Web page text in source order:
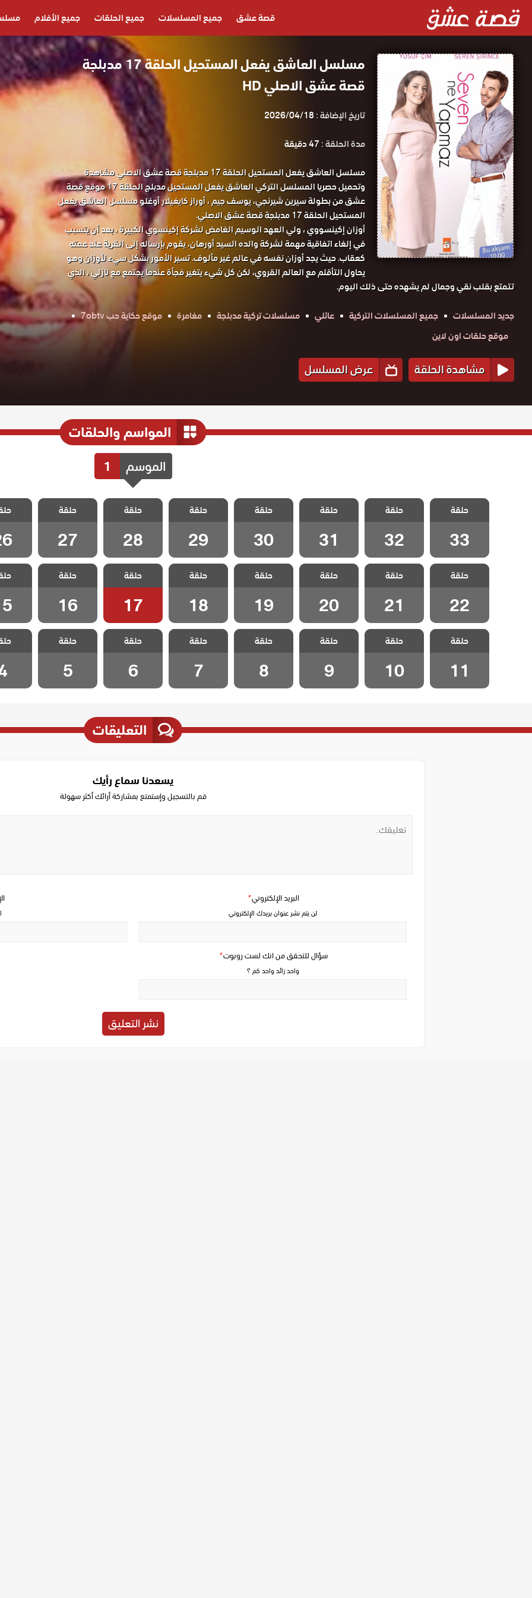
قصة عشق جميع المسلسلات جميع الحلقات جميع الأفلام
مسلسل العاشق يفعل المستحيل الحلقة 17 مدبلجة
قصة عشق الاصلي HD
تاريخ الإضافة :2026/04/18
مدة الحلقة :47 دقيقة
مسلسل العاشق يفعل المستحيل الحلقة 17 مدبلجة قصة عشق الاصلي مشاهدة
وتحميل حصريا المسلسل التركي العاشق يفعل المستحيل مدبلج الحلقة 17 موقع قصة
عشق من بطولة سيرين شيرنجي، يوسف جيم ، أوراز كايغيلار أوغلو مسلسل العاشق يفعل
المستحيل الحلقة 17 مدبلجة قصة عشق الاصلي.
أوزان إكينسووي ، ولي العهد الوسيم الغامض لشركة إكينسوي الكبيرة ، بعد أن يتسبب
في إلغاء اتفاقية مهمة لشركة والده السيد أورهان، يقوم بإرساله إلى القرية عند عمته
كعقاب. حيث يجد أوزان نفسه في عالم غير مألوف. تسير الأمور بشكل سيء لأوزان وهو
يحاول التأقلم مع العالم القروي، لكن كل شيء يتغير فجأة عندما يجتمع مع نازلي ، الذي
تتمتع بقلب نقي وجمال لم يشهده حتى ذلك اليوم.
جديد المسلسلات
جميع المسلسلات التركية عائلي مسلسلات تركية مدبلجة مغامرة
موقع حكاية حب 7obtv
موقع حلقات اون لاين
مشاهدة الحلقة عرض المسلسل
المواسم والحلقات
الموسم 1
يفعل المستحيل
والاخيرة
حلقة
33
مسلسل العاشق
يفعل المستحيل
مدبلج الحلقة 32
حلقة
32
مسلسل العاشق
يفعل المستحيل
مدبلج الحلقة 31
حلقة
31
مسلسل العاشق
يفعل المستحيل
مدبلج الحلقة 30
حلقة
30
مسلسل العاشق
يفعل المستحيل
مدبلج الحلقة 29
حلقة
29
مسلسل العاشق
يفعل المستحيل
مدبلج الحلقة 28
حلقة
28
مسلسل العاشق
يفعل المستحيل
مدبلج الحلقة 27
حلقة
27
مسلسل
يفعل
مدبلج
مسلسل العاشق
يفعل المستحيل
مدبلج الحلقة 22
حلقة
22
مسلسل العاشق
يفعل المستحيل
مدبلج الحلقة 21
حلقة
21
مسلسل العاشق
يفعل المستحيل
مدبلج الحلقة 20
حلقة
20
مسلسل العاشق
يفعل المستحيل
مدبلج الحلقة 19
حلقة
19
مسلسل العاشق
يفعل المستحيل
مدبلج الحلقة 18
حلقة
18
مسلسل العاشق
يفعل المستحيل
مدبلج الحلقة 17
حلقة
17
مسلسل العاشق
يفعل المستحيل
مدبلج الحلقة 16
حلقة
16
مسلسل
يفعل
مدبلج
مسلسل العاشق
يفعل المستحيل
مدبلج الحلقة 11
حلقة
11
مسلسل العاشق
يفعل المستحيل
مدبلج الحلقة 10
حلقة
10
مسلسل العاشق
يفعل المستحيل
مدبلج الحلقة 9
حلقة
9
مسلسل العاشق
يفعل المستحيل
مدبلج الحلقة 8
حلقة
8
مسلسل العاشق
يفعل المستحيل
مدبلج الحلقة 7
حلقة
7
مسلسل العاشق
يفعل المستحيل
مدبلج الحلقة 6
حلقة
6
مسلسل العاشق
يفعل المستحيل
مدبلج الحلقة 5
حلقة
5
مسلسل
يفعل
مدبلج
التعليقات
يسعدنا سماع رأيك
قم بالتسجيل وإستمتع بمشاركة أرائك أكثر سهولة
سؤال للتحقق من انك لست روبوت*
واحد زائد واحد كم ؟
البريد الإلكتروني*
لن يتم نشر عنوان بريدك الإلكتروني